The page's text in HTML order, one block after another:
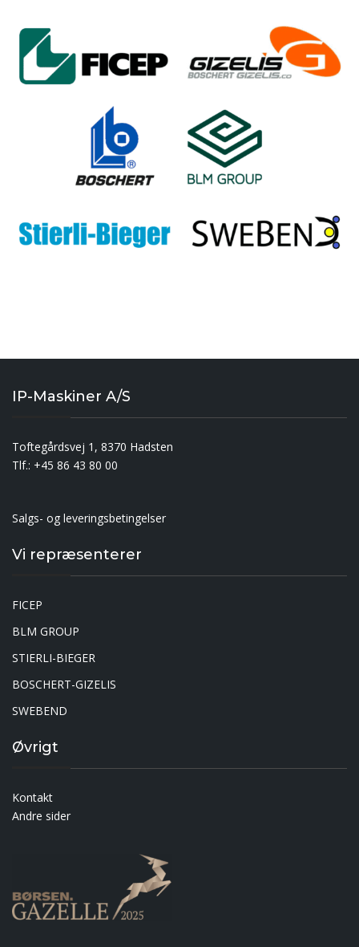
IP-Maskiner A/S
Toftegårdsvej 1, 8370 Hadsten
Tlf.: +45 86 43 80 00
Salgs- og leveringsbetingelser
Vi repræsenterer
FICEP
BLM GROUP
STIERLI-BIEGER
BOSCHERT-GIZELIS
SWEBEND
Øvrigt
Kontakt
Andre sider